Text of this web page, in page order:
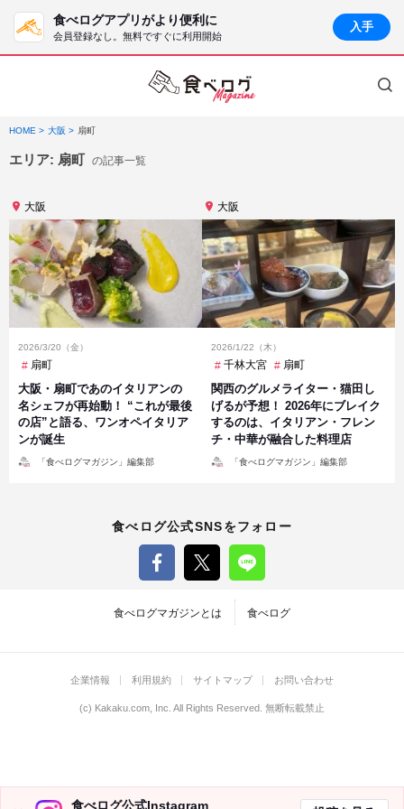
食べログアプリがより便利に
会員登録なし。無料ですぐに利用開始
入手
HOME 大阪 扇町
エリア: 扇町 の記事一覧
大阪
2026/3/20（金）
扇町
大阪・扇町であのイタリアンの
名シェフが再始動！ “これが最後
の店”と語る、ワンオペイタリア
ンが誕生
「食べログマガジン」編集部
大阪
2026/1/22（木）
千林大宮 扇町
関西のグルメライター・猫田し
げるが予想！ 2026年にブレイク
するのは、イタリアン・フレン
チ・中華が融合した料理店
「食べログマガジン」編集部
食べログ公式SNSをフォロー
食べログマガジンとは 食べログ
食べログ公式Instagram
企業情報 利用規約 サイトマップ お問い合わせ
(c) Kakaku.com, Inc. All Rights Reserved. 無断転載禁止